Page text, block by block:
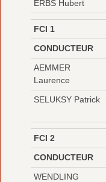
ERBS Hubert
FCI 1
CONDUCTEUR
AEMMER
Laurence
SELUKSY Patrick
FCI 2
CONDUCTEUR
WENDLING